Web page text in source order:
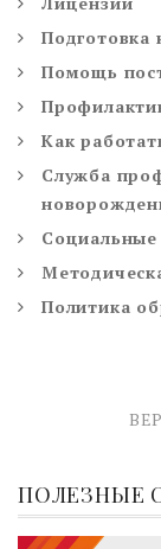
Подготовка
Помощь
Как
Служба
Социальные
Политика
ПОЛЕЗНЫЕ